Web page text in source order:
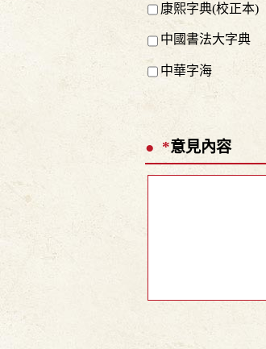
康熙字典(校正本)
中國書法大字典
中華字海
*意見內容